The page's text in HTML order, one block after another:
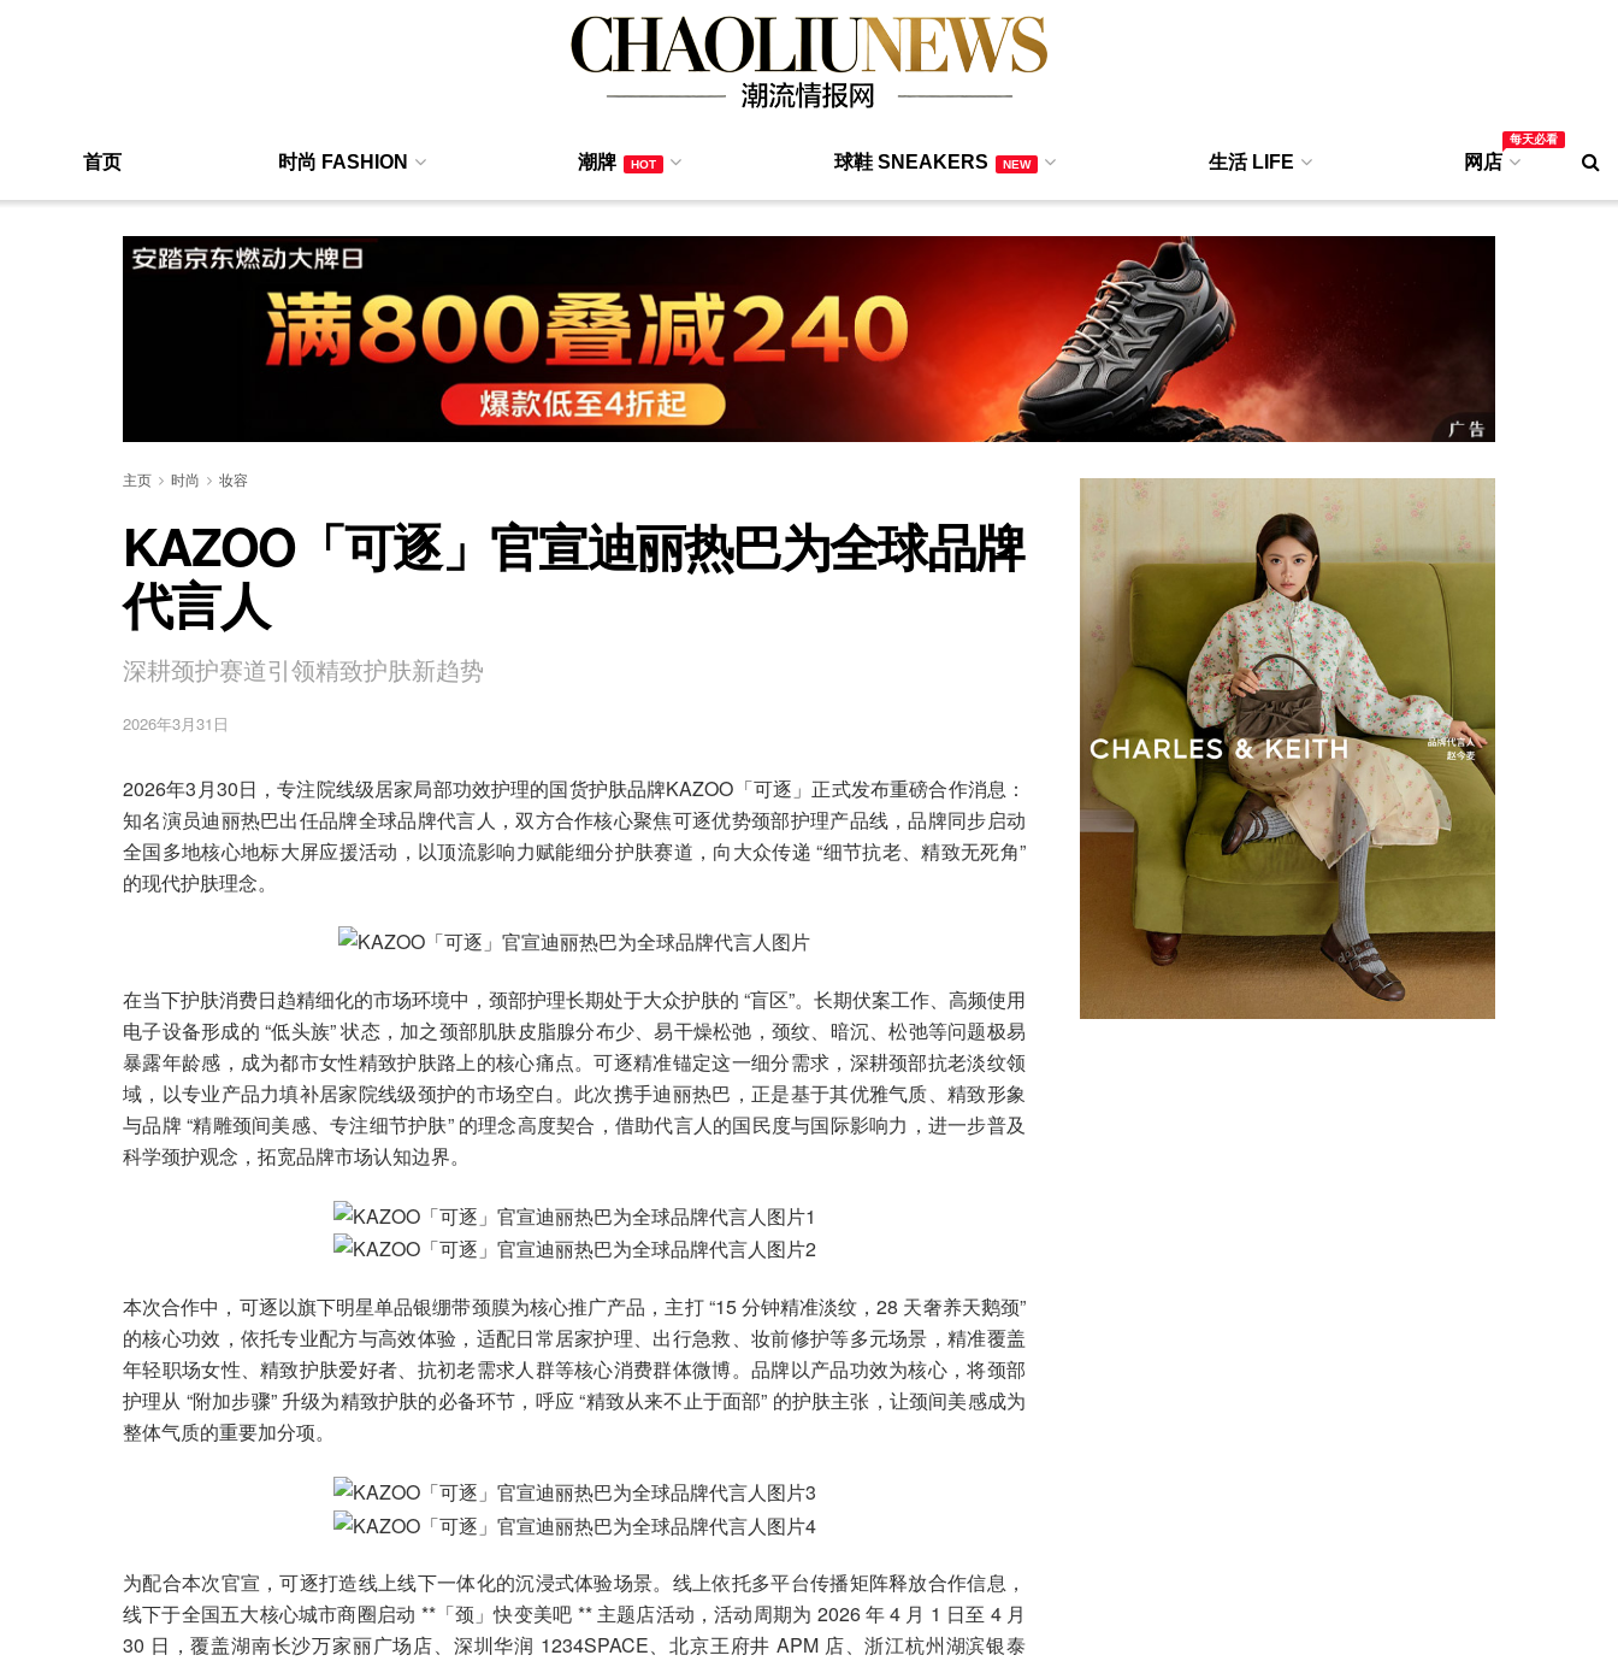
首页 时尚 FASHION 潮牌 HOT 球鞋 SNEAKERS NEW 生活 LIFE 网店
每天必看
主页 时尚 妆容
KAZOO「可逐」官宣迪丽热巴为全球品牌
代言人
深耕颈护赛道引领精致护肤新趋势
2026年3月31日
2026年3月30日，专注院线级居家局部功效护理的国货护肤品牌KAZOO「可逐」正式发布重磅合作消息：
知名演员迪丽热巴出任品牌全球品牌代言人，双方合作核心聚焦可逐优势颈部护理产品线，品牌同步启动
全国多地核心地标大屏应援活动，以顶流影响力赋能细分护肤赛道，向大众传递 “细节抗老、精致无死角”
的现代护肤理念。
在当下护肤消费日趋精细化的市场环境中，颈部护理长期处于大众护肤的 “盲区”。长期伏案工作、高频使用
电子设备形成的 “低头族” 状态，加之颈部肌肤皮脂腺分布少、易干燥松弛，颈纹、暗沉、松弛等问题极易
暴露年龄感，成为都市女性精致护肤路上的核心痛点。可逐精准锚定这一细分需求，深耕颈部抗老淡纹领
域，以专业产品力填补居家院线级颈护的市场空白。此次携手迪丽热巴，正是基于其优雅气质、精致形象
与品牌 “精雕颈间美感、专注细节护肤” 的理念高度契合，借助代言人的国民度与国际影响力，进一步普及
科学颈护观念，拓宽品牌市场认知边界。
本次合作中，可逐以旗下明星单品银绷带颈膜为核心推广产品，主打 “15 分钟精准淡纹，28 天奢养天鹅颈”
的核心功效，依托专业配方与高效体验，适配日常居家护理、出行急救、妆前修护等多元场景，精准覆盖
年轻职场女性、精致护肤爱好者、抗初老需求人群等核心消费群体微博。品牌以产品功效为核心，将颈部
护理从 “附加步骤” 升级为精致护肤的必备环节，呼应 “精致从来不止于面部” 的护肤主张，让颈间美感成为
整体气质的重要加分项。
为配合本次官宣，可逐打造线上线下一体化的沉浸式体验场景。线上依托多平台传播矩阵释放合作信息，
线下于全国五大核心城市商圈启动 **「颈」快变美吧 ** 主题店活动，活动周期为 2026 年 4 月 1 日至 4 月
30 日，覆盖湖南长沙万家丽广场店、深圳华润 1234SPACE、北京王府井 APM 店、浙江杭州湖滨银泰